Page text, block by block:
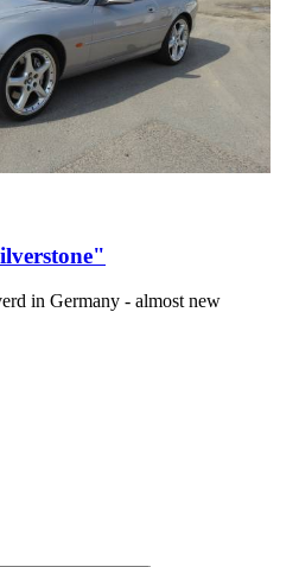
in Germany - almost new